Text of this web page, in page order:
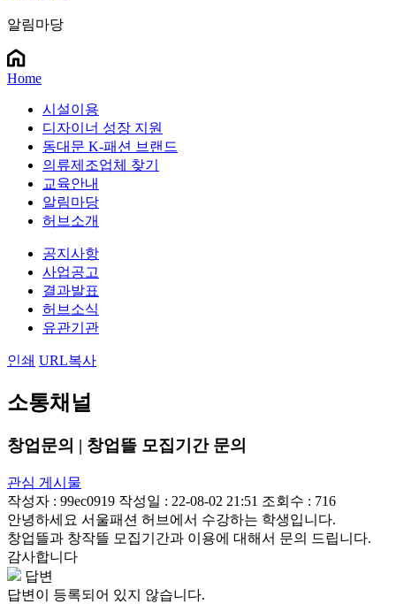
알림마당
Home
시설이용
디자이너 성장 지원
동대문 K-패션 브랜드
의류제조업체 찾기
교육안내
알림마당
허브소개
공지사항
사업공고
결과발표
허브소식
유관기관
인쇄 URL복사
소통채널
창업문의 | 창업뜰 모집기간 문의
관심 게시물
작성자 : 99ec0919 작성일 : 22-08-02 21:51 조회수 : 716
안녕하세요 서울패션 허브에서 수강하는 학생입니다.
창업뜰과 창작뜰 모집기간과 이용에 대해서 문의 드립니다.
감사합니다
답변
답변이 등록되어 있지 않습니다.